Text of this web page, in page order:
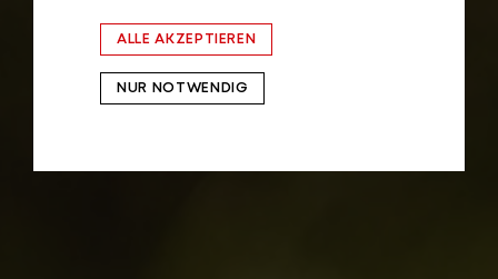
ALLE AKZEPTIEREN
NUR NOTWENDIG